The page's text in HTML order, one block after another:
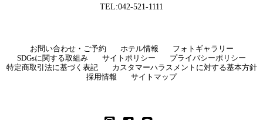
TEL:042-521-1111
お問い合わせ・ご予約 ホテル情報
フォトギャラリー
SDGsに関する取組み
サイトポリシー
プライバシーポリシー
特定商取引法に基づく表記
カスタマーハラスメントに対する基本方針
採用情報
サイトマップ